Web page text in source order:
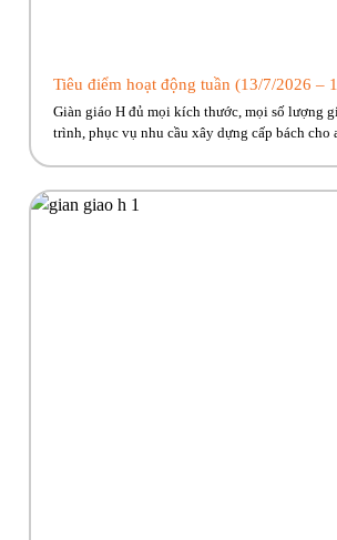
Tiêu điểm hoạt động tuần (13/7/2026 –
Giàn giáo H đủ mọi kích thước, mọi số lượng
trình, phục vụ nhu cầu xây dựng cấp bách cho
những hoạt […]